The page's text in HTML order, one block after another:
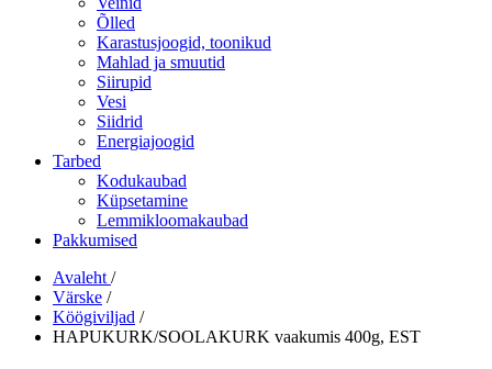
Õlled
Karastusjoogid, toonikud
Mahlad ja smuutid
Siirupid
Vesi
Siidrid
Energiajoogid
Tarbed
Kodukaubad
Küpsetamine
Lemmikloomakaubad
Pakkumised
Avaleht /
Värske /
Köögiviljad /
HAPUKURK/SOOLAKURK vaakumis 400g, EST